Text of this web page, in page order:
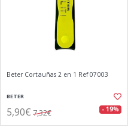
Beter Cortauñas 2 en 1 Ref 07003
BETER
5,90€ 7,32€ - 19%